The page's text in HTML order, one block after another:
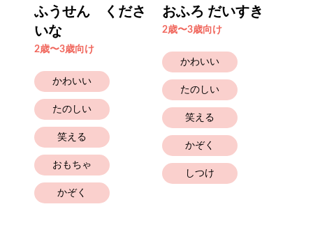
ふうせん くださ
いな
2歳〜3歳向け
かわいい
たのしい
笑える
おもちゃ
かぞく
おふろ だいすき
2歳〜3歳向け
かわいい
たのしい
笑える
かぞく
しつけ